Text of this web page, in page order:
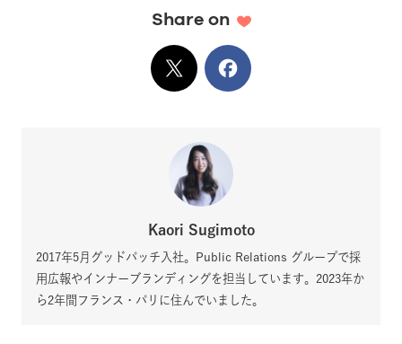
Share on
XでシェアFacebook
Kaori Sugimoto
2017年5月グッドパッチ入社。Public Relations グループで採
用広報やインナーブランディングを担当しています。2023年か
ら2年間フランス・パリに住んでいました。